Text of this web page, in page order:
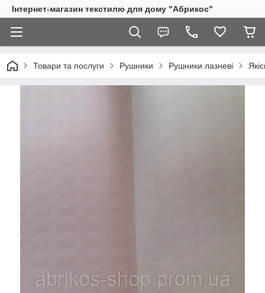
Інтернет-магазин текстилю для дому "Абрикос"
Товари та послуги Рушники Рушники лазневі